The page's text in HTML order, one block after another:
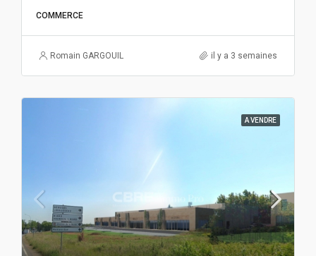
COMMERCE
Romain GARGOUIL il y a 3 semaines
A VENDRE